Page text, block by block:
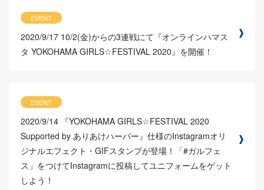
EVENT
2020/9/17 10/2(金)からの3連戦にて『オンラインハマス
タ YOKOHAMA GIRLS☆FESTIVAL 2020』を開催！
EVENT
2020/9/14 『YOKOHAMA GIRLS☆FESTIVAL 2020
Supported by ありあけハーバー』仕様のInstagramオリ
ジナルエフェクト・GIFスタンプが登場！「#ガルフェ
ス」をつけてInstagramに投稿してユニフォームをゲット
しよう！